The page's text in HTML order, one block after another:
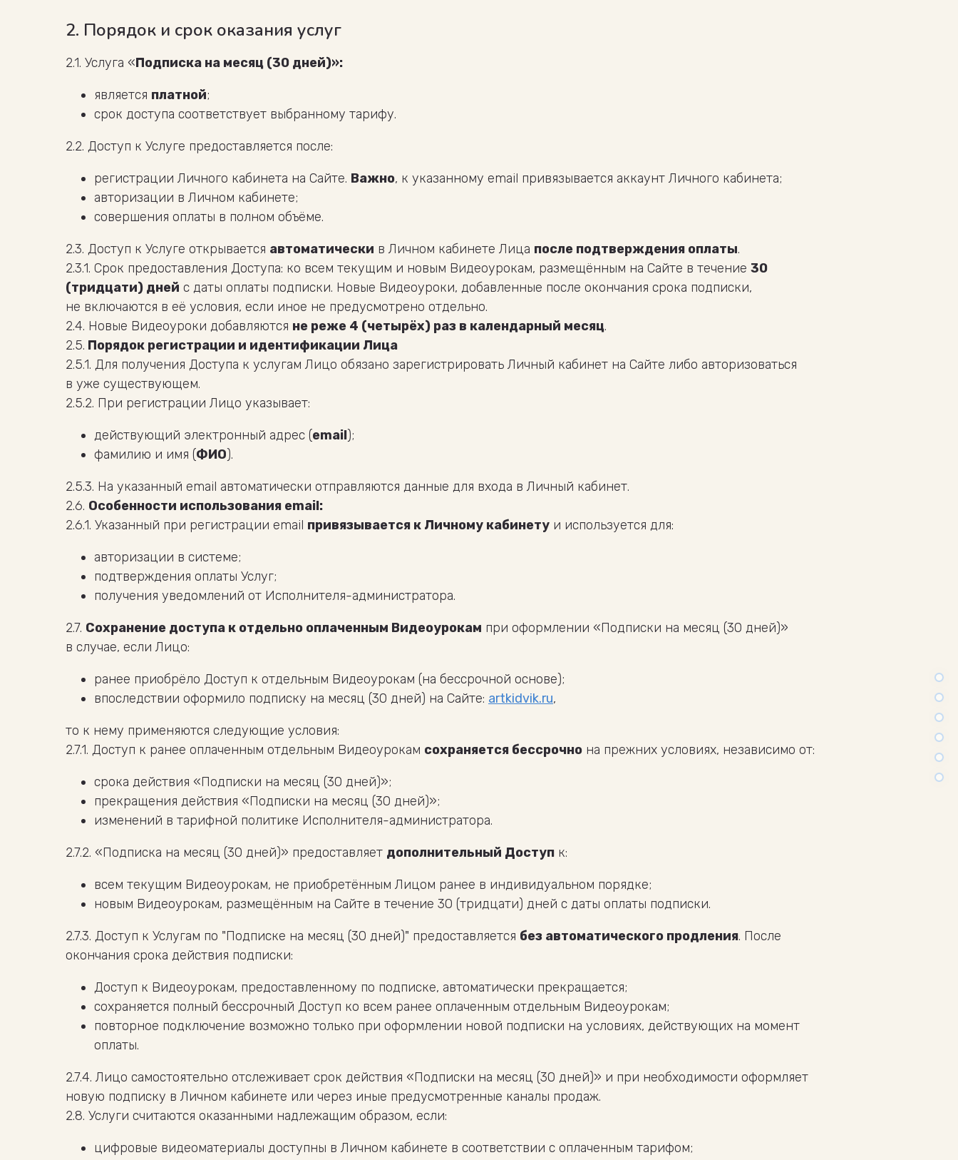
2. Порядок и срок оказания услуг
2.1. Услуга «Подписка на месяц (30 дней)»:
является платной;
срок доступа соответствует выбранному тарифу.
2.2. Доступ к Услуге предоставляется после:
регистрации Личного кабинета на Сайте. Важно, к указанному email привязывается аккаунт Личного кабинета;
авторизации в Личном кабинете;
совершения оплаты в полном объёме.
2.3. Доступ к Услуге открывается автоматически в Личном кабинете Лица после подтверждения оплаты.
2.3.1. Срок предоставления Доступа: ко всем текущим и новым Видеоурокам, размещённым на Сайте в течение 30
(тридцати) дней с даты оплаты подписки. Новые Видеоуроки, добавленные после окончания срока подписки,
не включаются в её условия, если иное не предусмотрено отдельно.
2.4. Новые Видеоуроки добавляются не реже 4 (четырёх) раз в календарный месяц.
2.5. Порядок регистрации и идентификации Лица
2.5.1. Для получения Доступа к услугам Лицо обязано зарегистрировать Личный кабинет на Сайте либо авторизоваться
в уже существующем.
2.5.2. При регистрации Лицо указывает:
действующий электронный адрес (email);
фамилию и имя (ФИО).
2.5.3. На указанный email автоматически отправляются данные для входа в Личный кабинет.
2.6. Особенности использования email:
2.6.1. Указанный при регистрации email привязывается к Личному кабинету и используется для:
авторизации в системе;
подтверждения оплаты Услуг;
получения уведомлений от Исполнителя-администратора.
2.7. Сохранение доступа к отдельно оплаченным Видеоурокам при оформлении «Подписки на месяц (30 дней)»
в случае, если Лицо:
ранее приобрёло Доступ к отдельным Видеоурокам (на бессрочной основе);
впоследствии оформило подписку на месяц (30 дней) на Сайте: artkidvik.ru,
то к нему применяются следующие условия:
2.7.1. Доступ к ранее оплаченным отдельным Видеоурокам сохраняется бессрочно на прежних условиях, независимо от:
срока действия «Подписки на месяц (30 дней)»;
прекращения действия «Подписки на месяц (30 дней)»;
изменений в тарифной политике Исполнителя-администратора.
2.7.2. «Подписка на месяц (30 дней)» предоставляет дополнительный Доступ к:
всем текущим Видеоурокам, не приобретённым Лицом ранее в индивидуальном порядке;
новым Видеоурокам, размещённым на Сайте в течение 30 (тридцати) дней с даты оплаты подписки.
2.7.3. Доступ к Услугам по "Подписке на месяц (30 дней)" предоставляется без автоматического продления. После
окончания срока действия подписки:
Доступ к Видеоурокам, предоставленному по подписке, автоматически прекращается;
сохраняется полный бессрочный Доступ ко всем ранее оплаченным отдельным Видеоурокам;
повторное подключение возможно только при оформлении новой подписки на условиях, действующих на момент
оплаты.
2.7.4. Лицо самостоятельно отслеживает срок действия «Подписки на месяц (30 дней)» и при необходимости оформляет
новую подписку в Личном кабинете или через иные предусмотренные каналы продаж.
2.8. Услуги считаются оказанными надлежащим образом, если:
цифровые видеоматериалы доступны в Личном кабинете в соответствии с оплаченным тарифом;